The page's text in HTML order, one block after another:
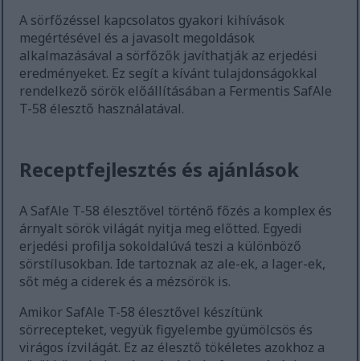
A sörfőzéssel kapcsolatos gyakori kihívások
megértésével és a javasolt megoldások
alkalmazásával a sörfőzők javíthatják az erjedési
eredményeket. Ez segít a kívánt tulajdonságokkal
rendelkező sörök előállításában a Fermentis SafAle
T-58 élesztő használatával.
Receptfejlesztés és ajánlások
A SafAle T-58 élesztővel történő főzés a komplex és
árnyalt sörök világát nyitja meg előtted. Egyedi
erjedési profilja sokoldalúvá teszi a különböző
sörstílusokban. Ide tartoznak az ale-ek, a lager-ek,
sőt még a ciderek és a mézsörök is.
Amikor SafAle T-58 élesztővel készítünk
sörrecepteket, vegyük figyelembe gyümölcsös és
virágos ízvilágát. Ez az élesztő tökéletes azokhoz a